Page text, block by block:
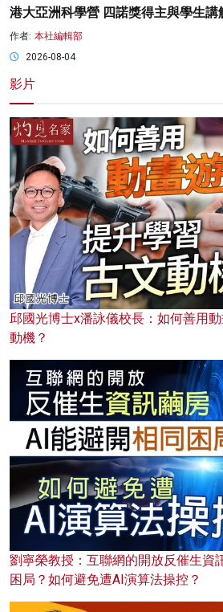
港大亞洲科學營 四諾獎得主與學生講
作者: 本社編輯部
2026-08-04
影片
邱國光博士x潘詠儀校長：如何善用
動機？
劉寧榮教授：互聯網的開放反催生資
困局？如何避免遭AI演算法操控？